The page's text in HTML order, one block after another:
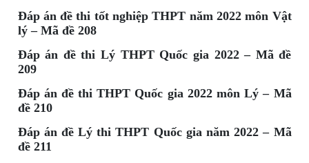
Đáp án đề thi tốt nghiệp THPT năm 2022 môn Vật
lý – Mã đề 208
Đáp án đề thi Lý THPT Quốc gia 2022 – Mã đề
209
Đáp án đề thi THPT Quốc gia 2022 môn Lý – Mã
đề 210
Đáp án đề Lý thi THPT Quốc gia năm 2022 – Mã
đề 211